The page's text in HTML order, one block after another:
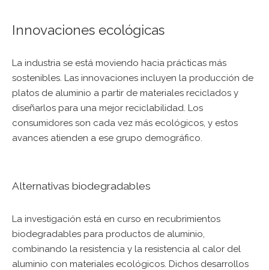
Innovaciones ecológicas
La industria se está moviendo hacia prácticas más
sostenibles. Las innovaciones incluyen la producción de
platos de aluminio a partir de materiales reciclados y
diseñarlos para una mejor reciclabilidad. Los
consumidores son cada vez más ecológicos, y estos
avances atienden a ese grupo demográfico.
Alternativas biodegradables
La investigación está en curso en recubrimientos
biodegradables para productos de aluminio,
combinando la resistencia y la resistencia al calor del
aluminio con materiales ecológicos. Dichos desarrollos